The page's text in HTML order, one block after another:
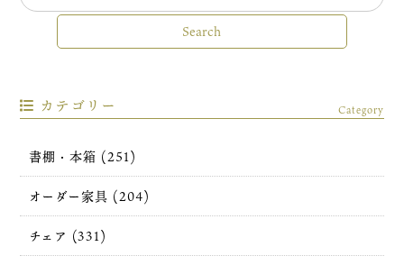
カテゴリー Category
書棚・本箱 (251)
オーダー家具 (204)
チェア (331)